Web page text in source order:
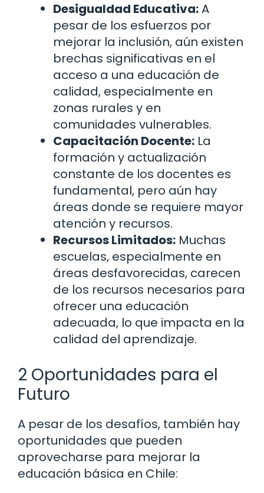
Desigualdad Educativa:A
pesar de los esfuerzos por
mejorar la inclusión, aún existen
brechas significativas en el
acceso a una educación de
calidad, especialmente en
zonas rurales y en
comunidades vulnerables.
Capacitación Docente: La
formación y actualización
constante de los docentes es
fundamental, pero aún hay
áreas donde se requiere mayor
atención y recursos.
Recursos Limitados: Muchas
escuelas, especialmente en
áreas desfavorecidas, carecen
de los recursos necesarios para
ofrecer una educación
adecuada, lo que impacta en la
calidad del aprendizaje.
2 Oportunidades para el
Futuro
A pesar de los desafíos, también hay
oportunidades que pueden
aprovecharse para mejorar la
educación básica en Chile: